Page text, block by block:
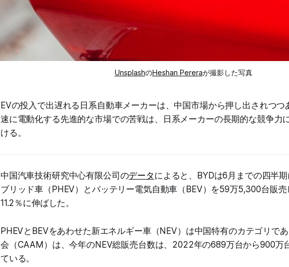
UnsplashのHeshan Pereraが撮影した写真
EVの投入で出遅れる日系自動車メーカーは、中国市場から押し出されつつ
速に電動化する先進的な市場での苦戦は、日系メーカーの長期的な競争力
ける。
中国汽車技術研究中心有限公司のデータ によると、BYDは6月までの四半
ブリッド車（PHEV）とバッテリー電気自動車（BEV）を59万5,300台販
11.2％に伸ばした。
PHEVとBEVをあわせた新エネルギー車（NEV）は中国特有のカテゴリで
会（CAAM）は、今年のNEV総販売台数は、2022年の689万台から900万
ている。